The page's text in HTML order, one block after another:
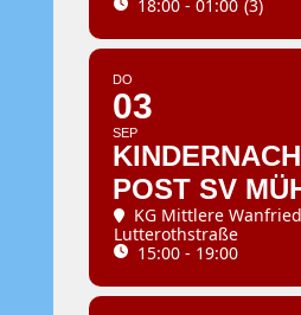
18:00 - 01:00 (3)
DO
03
SEP
POST SV
KG Mittlere
Lutterothstraße
15:00 - 19:00